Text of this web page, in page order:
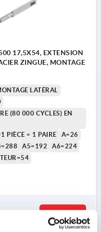
17,5X54, EXTENSION
ZINGUE, MONTAGE
LATÉRAL
(80 000 CYCLES) EN
PIÈCE = 1 PAIRE
A=26
A5=192
A6=224